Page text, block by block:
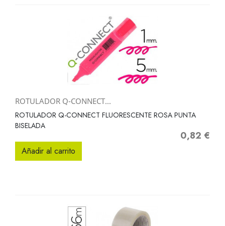
ROTULADOR Q-CONNECT...
ROTULADOR Q-CONNECT FLUORESCENTE ROSA PUNTA
BISELADA
Precio
0,82 €
Añadir al carrito